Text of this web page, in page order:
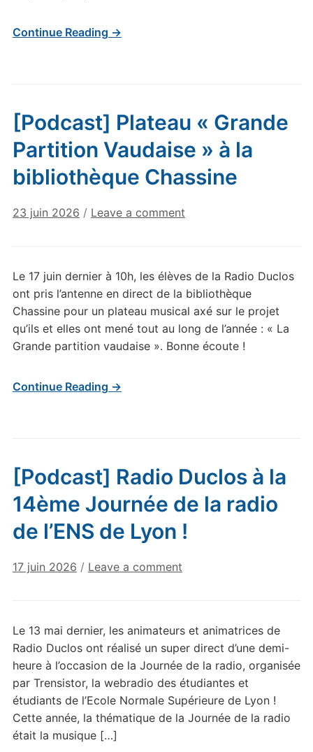
Continue Reading →
[Podcast] Plateau « Grande
Partition Vaudaise » à la
bibliothèque Chassine
23 juin 2026 / Leave a comment
Le 17 juin dernier à 10h, les élèves de la Radio Duclos
ont pris l’antenne en direct de la bibliothèque
Chassine pour un plateau musical axé sur le projet
qu’ils et elles ont mené tout au long de l’année : « La
Grande partition vaudaise ». Bonne écoute !
Continue Reading →
[Podcast] Radio Duclos à la
14ème Journée de la radio
de l’ENS de Lyon !
17 juin 2026 / Leave a comment
Le 13 mai dernier, les animateurs et animatrices de
Radio Duclos ont réalisé un super direct d’une demi-
heure à l’occasion de la Journée de la radio, organisée
par Trensistor, la webradio des étudiantes et
étudiants de l’Ecole Normale Supérieure de Lyon !
Cette année, la thématique de la Journée de la radio
était la musique […]